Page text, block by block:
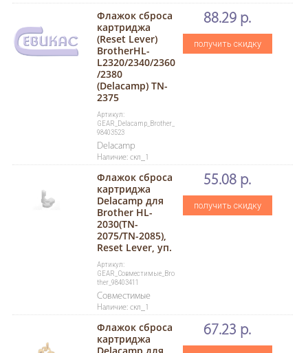
Флажок сброса
картриджа
(Reset Lever)
BrotherHL-
L2320/2340/2360
/2380
(Delacamp) TN-
2375
Артикул:
GEAR_Delacamp_Brother_
98403523
Delacamp
Наличие: скл_1
88.29 р.
получить скидку
Флажок сброса
картриджа
Delacamp для
Brother HL-
2030(TN-
2075/TN-2085),
Reset Lever, уп.
Артикул:
GEAR_Совместимые_Bro
ther_98403411
Совместимые
Наличие: скл_1
55.08 р.
получить скидку
Флажок сброса
картриджа
67.23 р.